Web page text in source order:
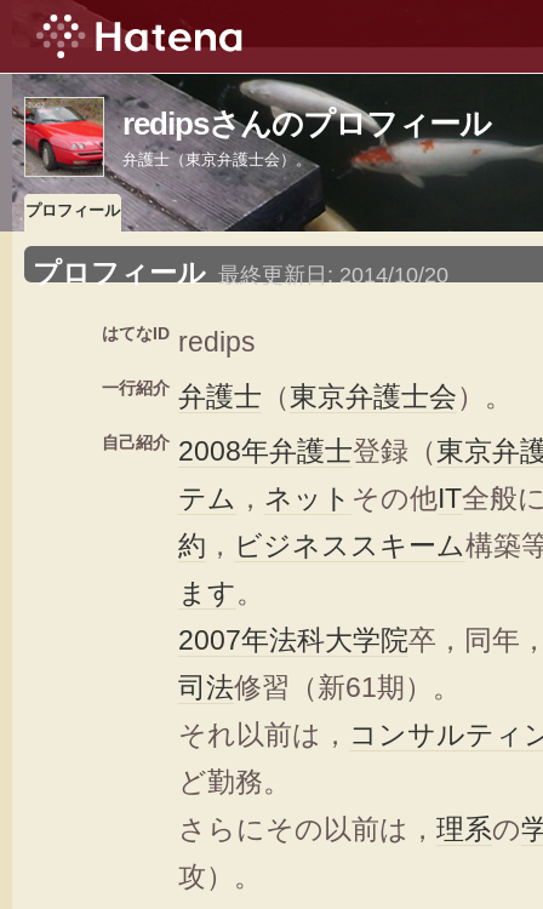
redipsさんのプロフィール
弁護士（東京弁護士会）。
プロフィール
プロフィール 最終更新日: 2014/10/20
はてなID redips
一行紹介 弁護士 （東京弁護士会）。
自己紹介 2008年弁護士登録（東京弁
テム ， ネット その他IT全般
約 ， ビジネス スキーム構築
ます。
2007年法科大学院卒，同年
司法修習（新61期）。
それ以前は， コンサルティ
ど勤務。
さらにその以前は， 理系の
攻）。